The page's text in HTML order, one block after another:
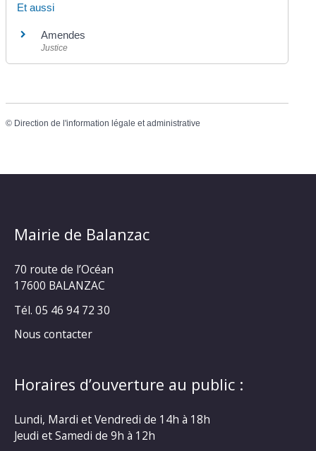
Et aussi
Amendes
Justice
© Direction de l'information légale et administrative
Mairie de Balanzac
70 route de l’Océan
17600 BALANZAC
Tél. 05 46 94 72 30
Nous contacter
Horaires d’ouverture au public :
Lundi, Mardi et Vendredi de 14h à 18h
Jeudi et Samedi de 9h à 12h